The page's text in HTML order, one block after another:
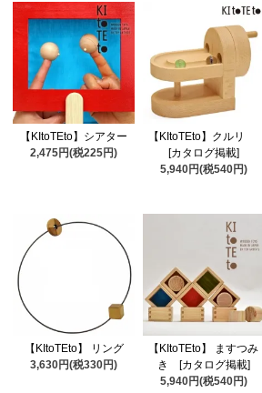
【KItoTEto】シアター
2,475円(税225円)
【KItoTEto】クルリ
[カタログ掲載]
5,940円(税540円)
【KItoTEto】 リング
3,630円(税330円)
【KItoTEto】 ますつみ
き [カタログ掲載]
5,940円(税540円)